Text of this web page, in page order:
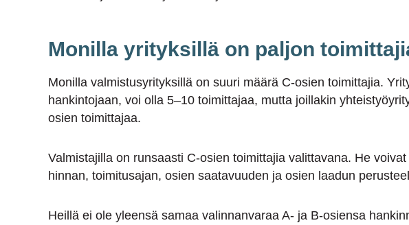
Monilla yrityksillä on paljon
Monilla valmistusyrityksillä on suuri määrä C-osien toimittajia.
hankintojaan, voi olla 5–10 toimittajaa, mutta joillakin
osien toimittajaa.
Valmistajilla on runsaasti C-osien toimittajia valittavana. He
hinnan, toimitusajan, osien saatavuuden ja osien laadun
Heillä ei ole yleensä samaa valinnanvaraa A- ja B-osiensa